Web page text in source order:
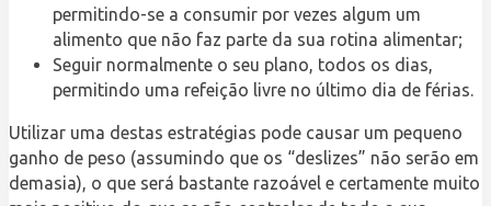
permitindo-se a consumir por vezes algum um
alimento que não faz parte da sua rotina alimentar;
Seguir normalmente o seu plano, todos os dias,
permitindo uma refeição livre no último dia de férias.
Utilizar uma destas estratégias pode causar um pequeno
ganho de peso (assumindo que os “deslizes” não serão em
demasia), o que será bastante razoável e certamente muito